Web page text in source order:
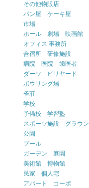
その他物販店
パン屋 ケーキ屋
市場
ホール 劇場 映画館
オフィス 事務所
合宿所 研修施設
病院 医院 歯医者
ダーツ ビリヤード
ボウリング場
雀荘
学校
予備校 学習塾
スポーツ施設 グラウ
公園
プール
ガーデン 庭園
美術館 博物館
民家 個人宅
アパート コーポ